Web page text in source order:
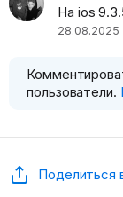
На ios
28.08.2025
пользователи.
Поделиться